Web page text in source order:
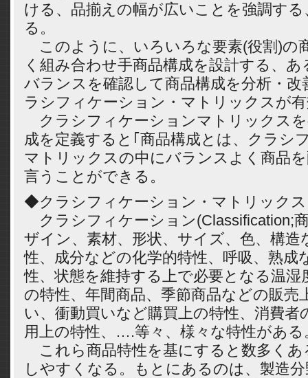
ける、品揃えの幅が広いことを強調す
る。
このように、いろいろな要素(役割)の
く組み合わせ手商品構成を設計する、
バランスを確認して商品構成を分析・
ラシフィケーション・マトリックスが
クラシフィケーションマトリックス
成を定義すると｢商品構成とは、クラシ
マトリックスの中にバランスよく商品
言うことができる。
◆クラシフィケーション・マトリック
クラシフィケーション(Classification;
ザイン、素材、形状、サイズ、色、構造
性、成分などの化学的特性、呼吸、熟成
性、状態を維持する上で必要となる温湿
の特性、年間商品、季節商品などの販売
い、衝動買いなど購買上の特性、消費者
用上の特性、….等々、様々な特性がある
これら商品特性を基にすると数多くあ
しやすくなる。もとにあるのは、製造